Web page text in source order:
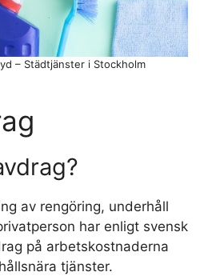
av rengöring, underhåll
har enligt svensk
på arbetskostnaderna
tjänster.
– Städtjänster i Stockholm